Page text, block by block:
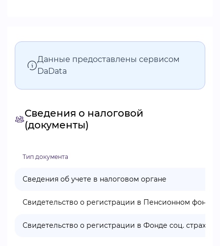
Данные предоставлены сервисом
DaData
Сведения о налоговой
(документы)
Тип документа
Сведения об учете в налоговом органе
Свидетельство о регистрации в Пенсионном фонде
Свидетельство о регистрации в Фонде соц.